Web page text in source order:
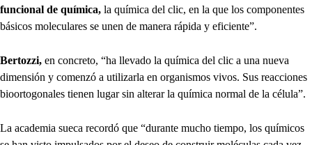
funcional de química, la química del clic, en la que los componentes
básicos moleculares se unen de manera rápida y eficiente”.
Bertozzi, en concreto, “ha llevado la química del clic a una nueva
dimensión y comenzó a utilizarla en organismos vivos. Sus reacciones
bioortogonales tienen lugar sin alterar la química normal de la célula”.
La academia sueca recordó que “durante mucho tiempo, los químicos